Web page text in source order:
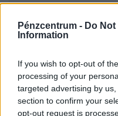
Pénzcentrum - Do
Information
If you wish to opt-out of
processing of your
targeted advertising by
section to confirm your
opt-out request is
palackokból
PET-palackokat, Balogh
intézkedéstől, hogy a
eltűnnek a szemétből.
Pogátsa Zoltán:
több gyerekre van